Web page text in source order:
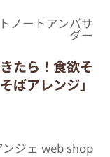
ノートアンバサ
ダー
たら！食欲そ
ばアレンジ」
ンジェ web shop